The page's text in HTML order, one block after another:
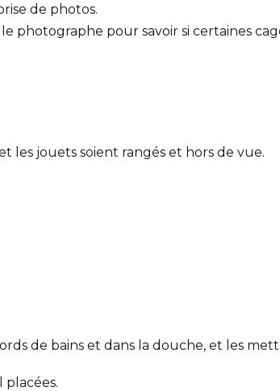
de photos.
photographe pour savoir si certaines
les jouets soient rangés et hors de vue.
de bains et dans la douche, et les